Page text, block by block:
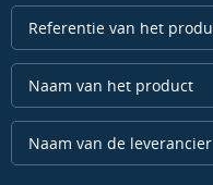
Naam van de leverancier